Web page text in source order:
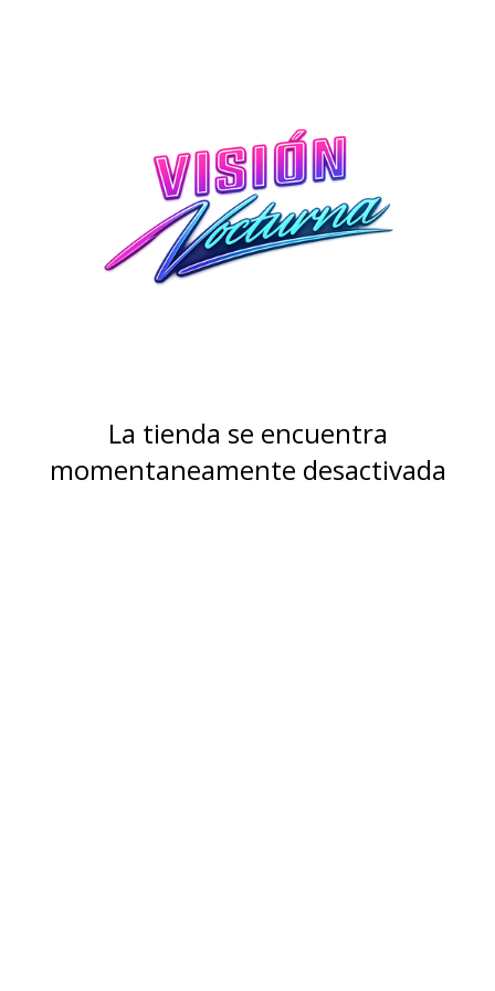
La tienda se encuentra
momentaneamente desactivada